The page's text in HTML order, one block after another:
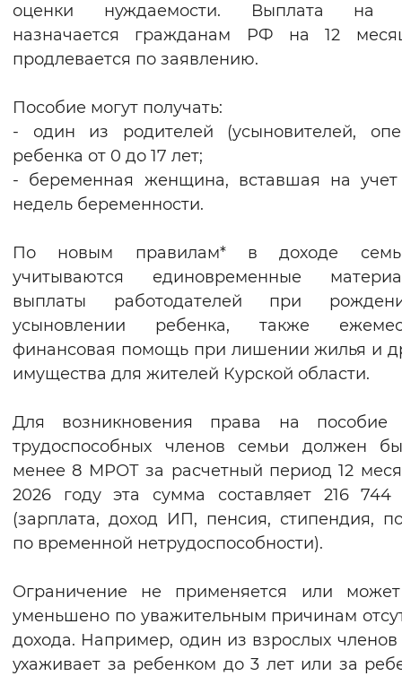
Воспроизвести Остановить
Вернуть стандартные настройки
оценки нуждаемости. Выплата на
назначается гражданам РФ на 12
продлевается по заявлению.
Пособие могут получать:
- один из родителей (усыновителей,
ребенка от 0 до 17 лет;
- беременная женщина, вставшая на
недель беременности.
По новым правилам* в доходе
учитываются единовременные
выплаты работодателей при
усыновлении ребенка, также
финансовая помощь при лишении жилья и
имущества для жителей Курской области.
Для возникновения права на пособие
трудоспособных членов семьи должен
менее 8 МРОТ за расчетный период 12
2026 году эта сумма составляет 216 744
(зарплата, доход ИП, пенсия, стипендия,
по временной нетрудоспособности).
Ограничение не применяется или
уменьшено по уважительным причинам
дохода. Например, один из взрослых
ухаживает за ребенком до 3 лет или за